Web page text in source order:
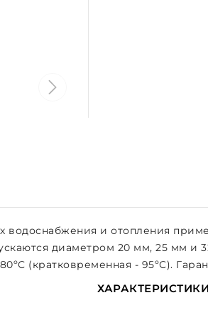
и отопления
диаметром 20 мм, 25 мм
(кратковременная - 95ºС).
ХАРАКТЕРИСТИКИ